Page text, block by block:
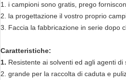
1.
i campioni sono gratis, prego
2.
la progettazione il vostro proprio
3.
Faccia la fabbricazione in serie dopo
Caratteristiche:
1. Resistente ai solventi ed agli agenti
2. grande per la raccolta di caduta e